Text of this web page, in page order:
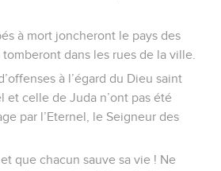
à mort joncheront le pays des
dans les rues de la ville.
à l’égard du Dieu saint
et celle de Juda n’ont pas été
par l’Eternel, le Seigneur des
que chacun sauve sa vie ! Ne